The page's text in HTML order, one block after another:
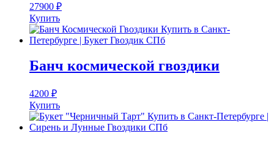
27900 ₽
Купить
Банч космической гвоздики
4200 ₽
Купить